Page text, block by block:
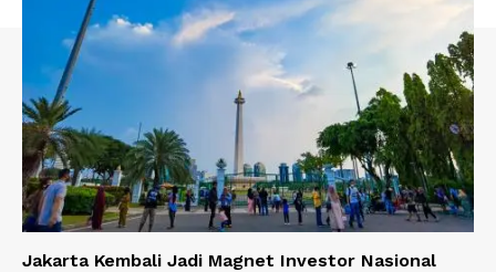
Jakarta Kembali Jadi Magnet Investor Nasional